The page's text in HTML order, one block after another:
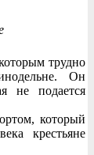
трудно
Он
не подается
который
крестьяне